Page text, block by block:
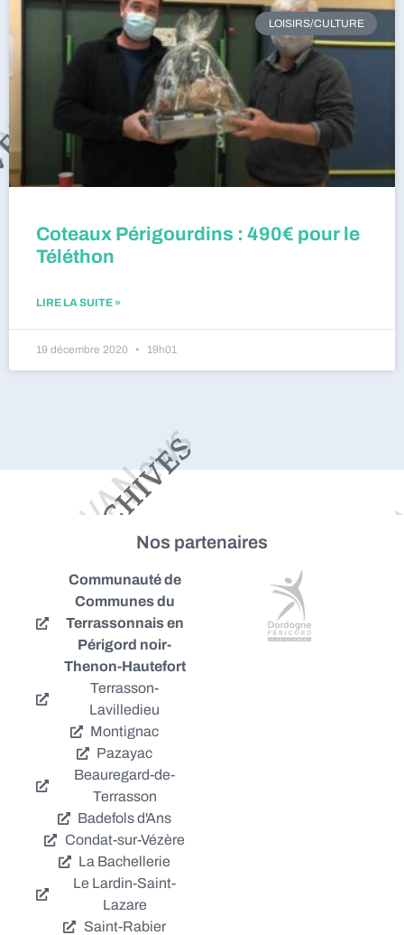
LOISIRS/CULTURE
Coteaux Périgourdins : 490€ pour le
Téléthon
LIRE LA SUITE »
19 décembre 2020 19h01
Nos partenaires
Communauté de
Communes du
Terrassonnais en
Périgord noir-
Thenon-Hautefort
Terrasson-
Lavilledieu
Montignac
Pazayac
Beauregard-de-
Terrasson
Badefols d'Ans
Condat-sur-Vézère
La Bachellerie
Le Lardin-Saint-
Lazare
Saint-Rabier